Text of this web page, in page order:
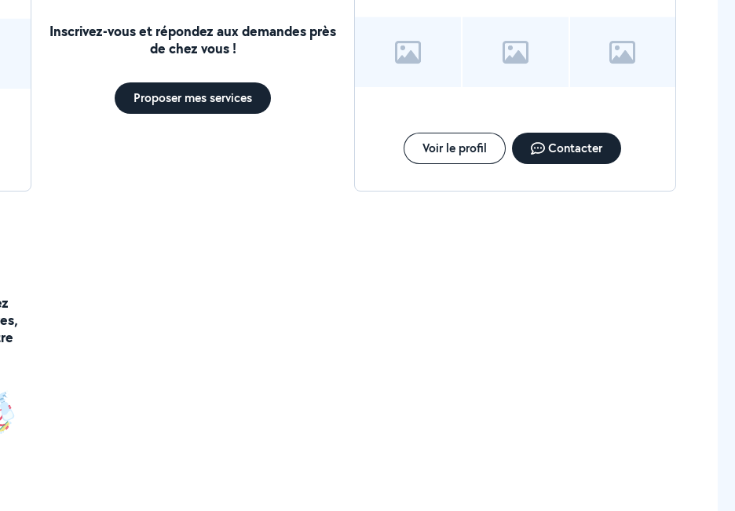
Inscrivez-vous et répondez aux demandes près
de chez vous !
Proposer mes services
Voir le profil Contacter